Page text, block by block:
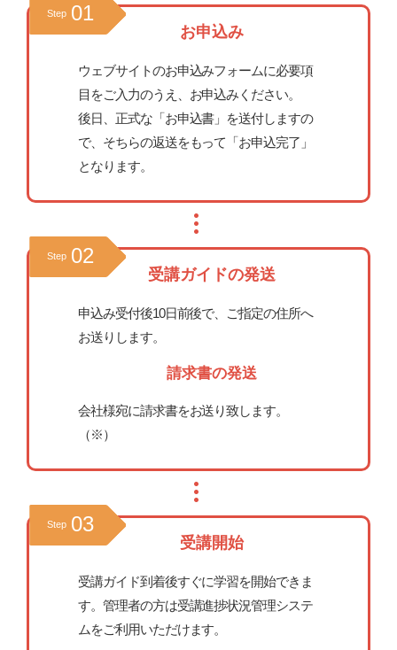
Step 01
お申込み
ウェブサイトのお申込みフォームに必要項
目をご入力のうえ、お申込みください。
後日、正式な「お申込書」を送付しますの
で、そちらの返送をもって「お申込完了」
となります。
Step 02
受講ガイドの発送
申込み受付後10日前後で、ご指定の住所へ
お送りします。
請求書の発送
会社様宛に請求書をお送り致します。
（※）
Step 03
受講開始
受講ガイド到着後すぐに学習を開始できま
す。管理者の方は受講進捗状況管理システ
ムをご利用いただけます。